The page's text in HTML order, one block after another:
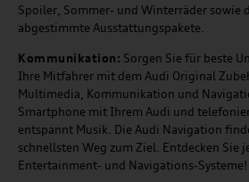
Spoiler, Sommer- und Winterräder sowie
abgestimmte Ausstattungspakete.
Kommunikation: Sorgen Sie für beste
Ihre Mitfahrer mit dem Audi Original
Multimedia, Kommunikation und
Smartphone mit Ihrem Audi und
entspannt Musik. Die Audi Navigation
schnellsten Weg zum Ziel. Entdecken Sie
Entertainment- und Navigations-Systeme!